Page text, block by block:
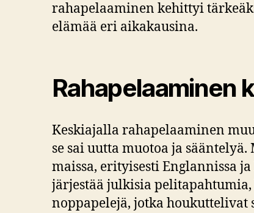
rahapelaaminen kehittyi
elämää eri aikakausina.
Rahapelaaminen
Keskiajalla rahapelaaminen
se sai uutta muotoa ja
maissa, erityisesti Englannissa
järjestää julkisia
noppapelejä, jotka houkuttelivat